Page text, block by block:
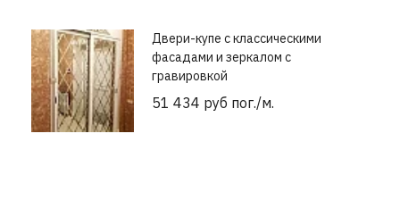
Двери-купе с классическими
фасадами и зеркалом с
гравировкой
51 434 руб пог./м.